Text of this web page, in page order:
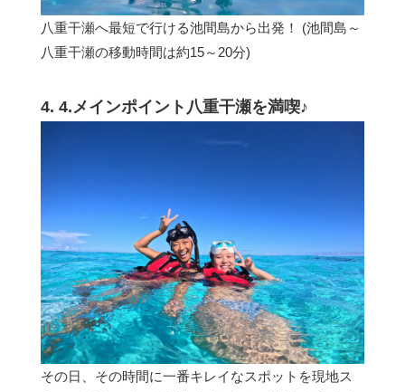
八重干瀬へ最短で行ける池間島から出発！ (池間島～
八重干瀬の移動時間は約15～20分)
4. 4.メインポイント八重干瀬を満喫♪
その日、その時間に一番キレイなスポットを現地ス